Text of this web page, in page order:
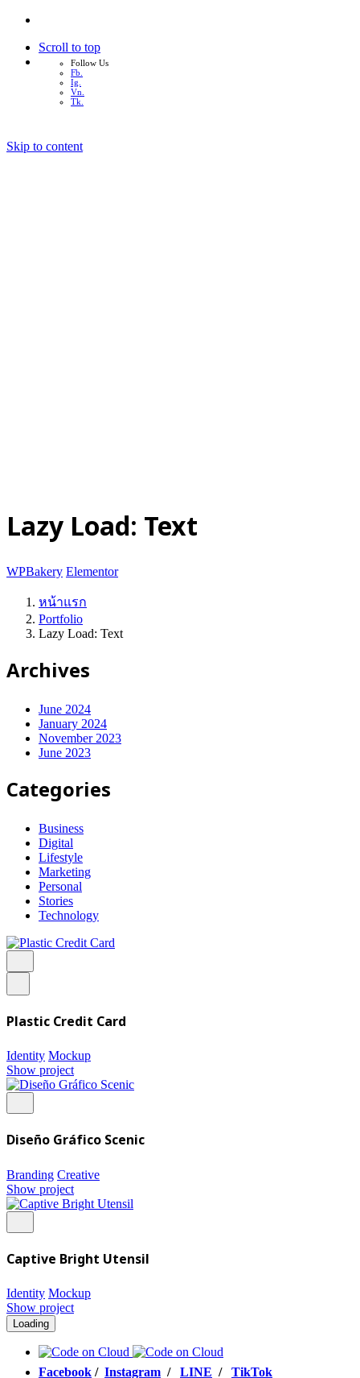
Scroll to top
Follow Us
Fb.
Ig.
Vn.
Tk.
Skip to content
Lazy Load: Text
WPBakery Elementor
หน้าแรก
Portfolio
Lazy Load: Text
Archives
June 2024
January 2024
November 2023
June 2023
Categories
Business
Digital
Lifestyle
Marketing
Personal
Stories
Technology
Plastic Credit Card
Identity Mockup
Show project
Diseño Gráfico Scenic
Branding Creative
Show project
Captive Bright Utensil
Identity Mockup
Show project
Loading
Facebook / Instagram / LINE / TikTok